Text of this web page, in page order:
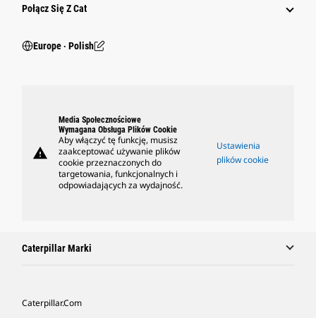
Połącz Się Z Cat
Europe ‧ Polish
warning
Media Społecznościowe
Wymagana Obsługa Plików Cookie
Aby włączyć tę funkcję, musisz
zaakceptować używanie plików
cookie przeznaczonych do
targetowania, funkcjonalnych i
odpowiadających za wydajność.
Ustawienia
plików cookie
Caterpillar Marki
Caterpillar.com